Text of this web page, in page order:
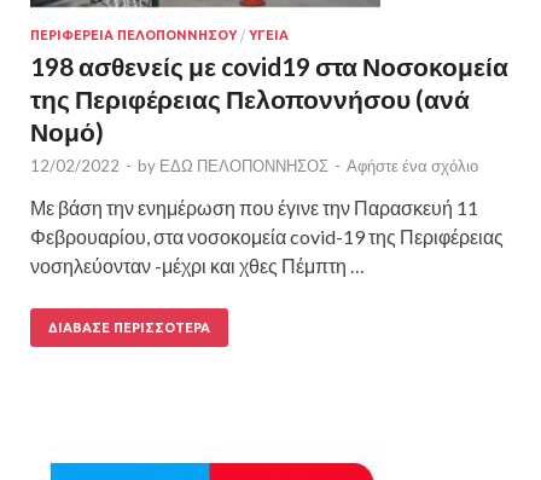
ΠΕΡΙΦΕΡΕΙΑ ΠΕΛΟΠΟΝΝΗΣΟΥ/ ΥΓΕΙΑ
198 ασθενείς με covid19 στα Νοσοκομεία
της Περιφέρειας Πελοποννήσου (ανά
Νομό)
12/02/2022 - by ΕΔΩ ΠΕΛΟΠΟΝΝΗΣΟΣ - Αφήστε ένα σχόλιο
Με βάση την ενημέρωση που έγινε την Παρασκευή 11
Φεβρουαρίου, στα νοσοκομεία covid-19 της Περιφέρειας
νοσηλεύονταν -μέχρι και χθες Πέμπτη …
ΔΙΆΒΑΣΕ ΠΕΡΙΣΣΌΤΕΡΑ